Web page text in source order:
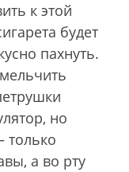
к этой
будет
пахнуть.
но
только
а во рту